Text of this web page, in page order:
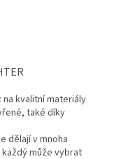
kvalitní materiály
také díky
dělají v mnoha
může vybrat